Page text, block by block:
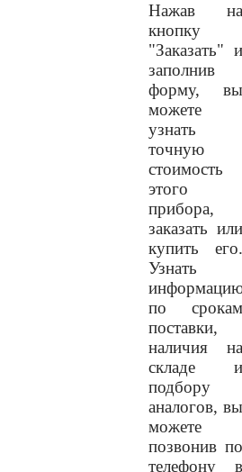
Нажав на
кнопку
"Заказать" и
заполнив
форму, вы
можете
узнать
точную
стоимость
этого
прибора,
заказать или
купить его.
Узнать
по срокам
поставки,
наличия на
складе и
подбору
аналогов, вы
можете
позвонив по
телефону в